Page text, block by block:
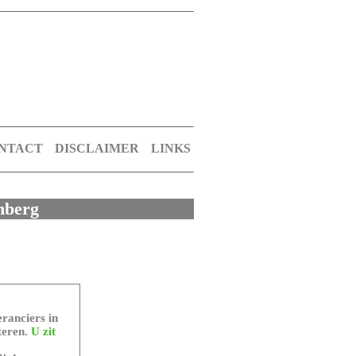
DISCLAIMER LINKS
in
U zit